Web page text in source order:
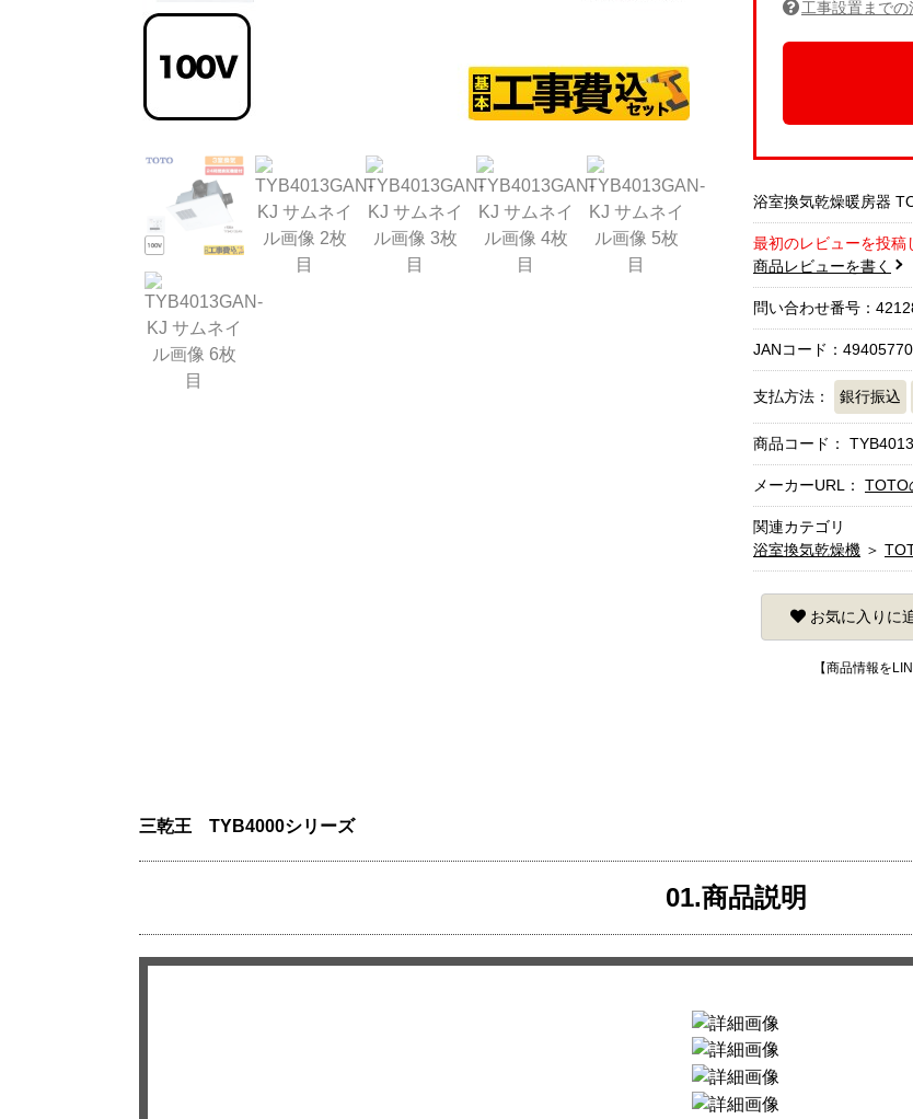
工事設置までの
浴室換気乾燥暖房器
最初のレビューを投稿
商品レビューを書く
問い合わせ番号：
JANコード：
支払方法： 銀行振込
商品コード：
メーカーURL： TOTO
関連カテゴリ
浴室換気乾燥機 ＞
お気に入りに
【商品情報を
三乾王 TYB4000シリーズ
01.商品説明